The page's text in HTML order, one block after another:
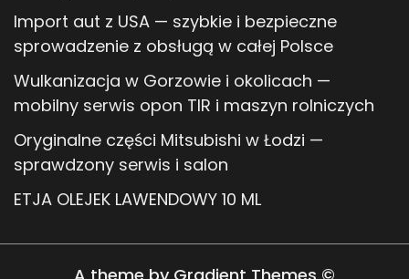
Import aut z USA — szybkie i bezpieczne
sprowadzenie z obsługą w całej Polsce
Wulkanizacja w Gorzowie i okolicach —
mobilny serwis opon TIR i maszyn rolniczych
Oryginalne części Mitsubishi w Łodzi —
sprawdzony serwis i salon
ETJA OLEJEK LAWENDOWY 10 ML